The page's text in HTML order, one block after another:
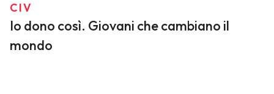
CIV
Io dono così. Giovani che cambiano il
mondo